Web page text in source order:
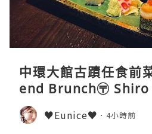
中環大館古蹟任食前
end Brunch〶 Shiro
♥Eunice♥ 4小時前